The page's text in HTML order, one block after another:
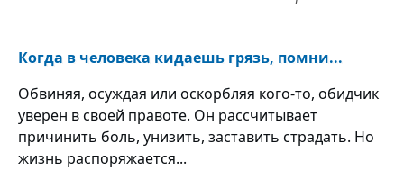
Когда в человека кидаешь грязь, помни...
Обвиняя, осуждая или оскорбляя кого-то, обидчик
уверен в своей правоте. Он рассчитывает
причинить боль, унизить, заставить страдать. Но
жизнь распоряжается...